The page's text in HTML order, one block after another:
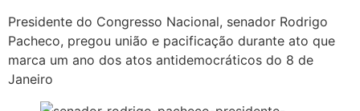
Presidente do Congresso Nacional, senador Rodrigo
Pacheco, pregou união e pacificação durante ato que
marca um ano dos atos antidemocráticos do 8 de
Janeiro